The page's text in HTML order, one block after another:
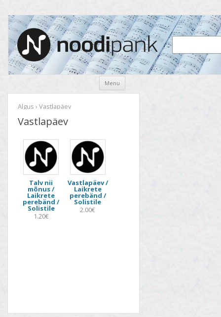
Noodipank
noodipank.ee
Menu Skip
content
Algus › Vastlapäev
Vastlapäev
Talv nii
mõnus /
Laikrete
perebänd /
Solistile
1.20€
Vastlapäev /
Laikrete
perebänd /
Solistile
2.00€